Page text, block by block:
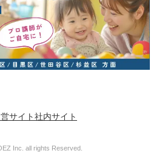
サイト社内サイト
Inc. all rights Reserved.